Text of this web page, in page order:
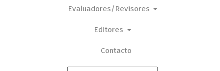
Evaluadores/Revisores
Editores
Contacto